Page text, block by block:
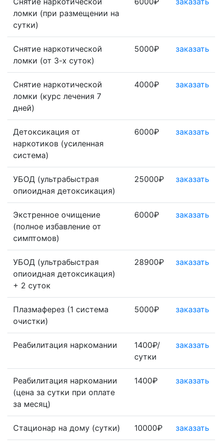
ломки (при размещении на
сутки)
Снятие наркотической
ломки (от 3-х суток)
5000₽ заказать
Снятие наркотической
ломки (курс лечения 7
дней)
4000₽ заказать
Детоксикация от
наркотиков (усиленная
система)
6000₽ заказать
УБОД (ультрабыстрая
опиоидная детоксикация)
25000₽ заказать
Экстренное очищение
(полное избавление от
симптомов)
6000₽ заказать
УБОД (ультрабыстрая
опиоидная детоксикация)
+ 2 суток
28900₽ заказать
Плазмаферез (1 система
очистки)
5000₽ заказать
Реабилитация наркомании
1400₽/
сутки
заказать
Реабилитация наркомании
(цена за сутки при оплате
за месяц)
1400₽ заказать
Стационар на дому (сутки) 10000₽ заказать